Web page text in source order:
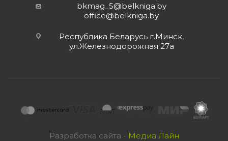
bkmag_5@belkniga.by
office@belkniga.by
Республика Беларусь г.Минск,
ул.Железнодорожная 27а
Разработка сайта - Медиа Лайн